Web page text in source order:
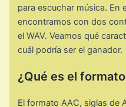
para escuchar música. En
encontramos con dos
el WAV. Veamos qué
cuál podría ser el ganador.
¿Qué es el
El formato AAC, siglas de